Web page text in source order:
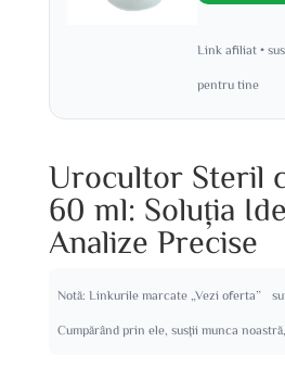
Link afiliat •
pentru tine
Urocultor Steril
60 ml: Soluția
Analize Precise
Notă: Linkurile marcate „Vezi oferta”
Cumpărând prin ele, susții munca